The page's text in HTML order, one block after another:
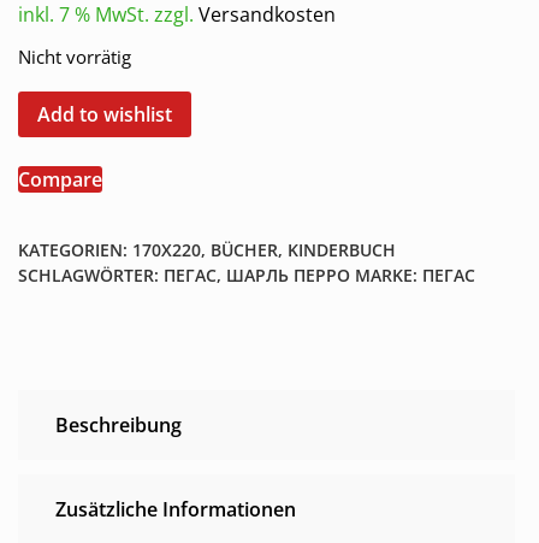
inkl. 7 % MwSt. zzgl. Versandkosten
Nicht vorrätig
Add to wishlist
Compare
KATEGORIEN: 170X220, BÜCHER, KINDERBUCH
SCHLAGWÖRTER: ПЕГАС, ШАРЛЬ ПЕРРО MARKE: ПЕГАС
Beschreibung
Zusätzliche Informationen